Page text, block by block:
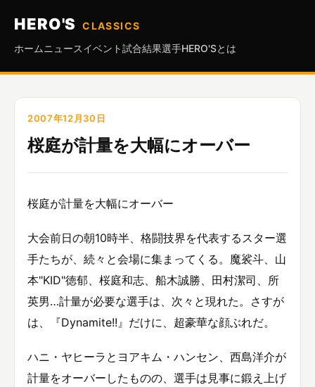
HERO'S
CLASSICS
ホーム ニュースイベント試合結果選手HERO'Sとは
2007年12月30日
桜庭が計量を大幅にオーバー
桜庭が計量を大幅にオーバー
大会前日の朝10時半、格闘技界を代表するスター選
手たちが、続々と会場に集まってくる。魔裟斗、山
本"KID"徳郁、桜庭和志、船木誠勝、田村潔司、所
英男…計量が必要な選手は、次々と現れた。さすが
は、『Dynamite!!』だけに、超豪華な顔ぶれだ。
ハニ・ヤヒーラとヨアキム・ハンセン、西島洋介が
計量をオーバーしたものの、選手は見事に鍛え上げ